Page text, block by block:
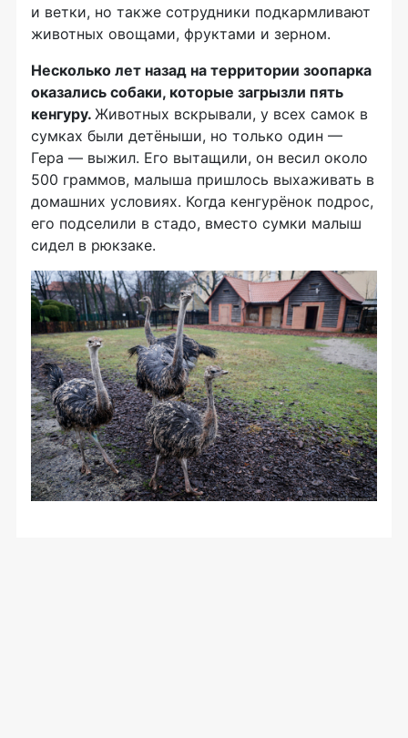
и ветки, но также сотрудники подкармливают
животных овощами, фруктами и зерном.
Несколько лет назад на территории зоопарка
оказались собаки, которые загрызли пять
кенгуру. Животных вскрывали, у всех самок в
сумках были детёныши, но только один —
Гера — выжил. Его вытащили, он весил около
500 граммов, малыша пришлось выхаживать в
домашних условиях. Когда кенгурёнок подрос,
его подселили в стадо, вместо сумки малыш
сидел в рюкзаке.